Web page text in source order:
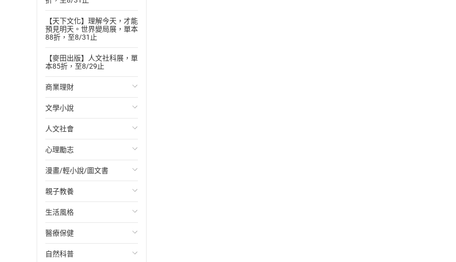
【天下文化】理解今天，才能
預見明天。世界變局展，單本
88折，至8/31止
【麥田出版】人文社科展，單
本85折，至8/29止
商業理財
投資理財
經濟/趨勢
財務/金融
管理/領導
職場工作術
成功法
行銷/廣告
傳記
文學小說
歐美文學
日本文學
韓國文學
華文文學
經典文學
成長/家庭生活小說
懸疑/推理小說
人文社會
國際關係
政治
社會科學
台灣/中國歷史
日/韓歷史
其他歷史/史學
心理勵志
心靈成長/情緒
人際關係
兩性關係
心理學
漫畫/輕小說/圖文書
輕小說
奇幻/科幻
愛情故事
職場/社會寫實
親子教養
教育現場
兒童文學/故事
兒童科普/學習
生活風格
飲食/食譜
健身/美顏
醫療保健
健康/養生
自然科普